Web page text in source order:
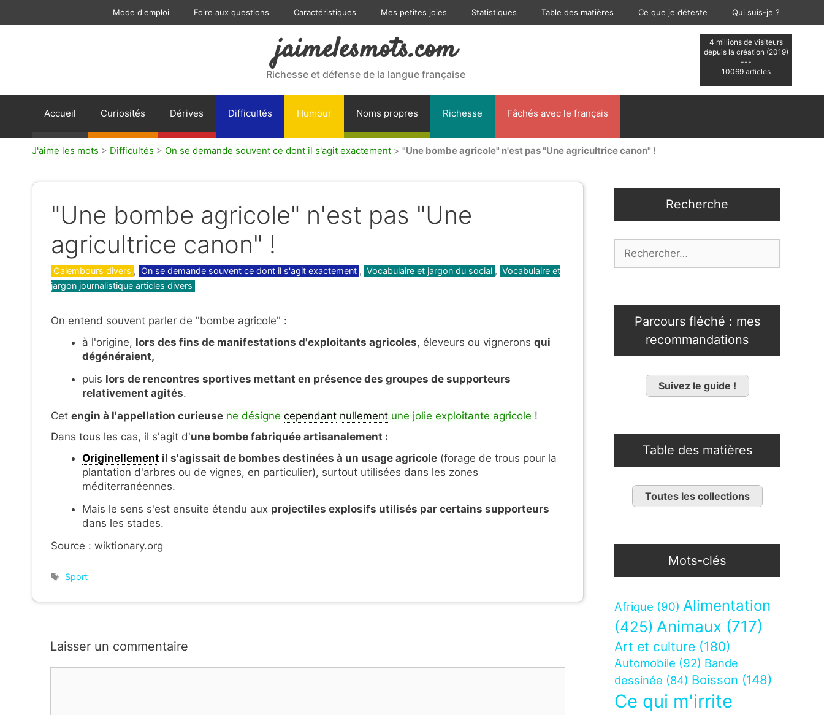
Mode d'emploi Foire aux questions Caractéristiques Mes petites joies Statistiques Table des matières Ce que je déteste Qui suis-je ?
4 millions de visiteurs
depuis la création (2019)
---
10069 articles
jaimelesmots.com
Richesse et défense de la langue française
Accueil Curiosités Dérives Difficultés Humour Noms propres Richesse Fâchés avec le français
J'aime les mots > Difficultés > On se demande souvent ce dont il s'agit exactement > "Une bombe agricole" n'est pas "Une agricultrice canon" !
"Une bombe agricole" n'est pas "Une
agricultrice canon" !
Catégories
Calembours divers , On se demande souvent ce dont il s'agit exactement , Vocabulaire et jargon du social , Vocabulaire et
jargon journalistique articles divers
On entend souvent parler de "bombe agricole" :
à l'origine, lors des fins de manifestations d'exploitants agricoles, éleveurs ou vignerons qui
dégénéraient,
puis lors de rencontres sportives mettant en présence des groupes de supporteurs
relativement agités.
Cet engin à l'appellation curieuse ne désigne cependant nullement une jolie exploitante agricole !
Dans tous les cas, il s'agit d'une bombe fabriquée artisanalement :
Originellement il s'agissait de bombes destinées à un usage agricole (forage de trous pour la
plantation d'arbres ou de vignes, en particulier), surtout utilisées dans les zones
méditerranéennes.
Mais le sens s'est ensuite étendu aux projectiles explosifs utilisés par certains supporteurs
dans les stades.
Source : wiktionary.org
Étiquettes
Sport
Laisser un commentaire
Recherche
Parcours fléché : mes
recommandations
Suivez le guide !
Table des matières
Toutes les collections
Mots-clés
Afrique (90) Alimentation
(425) Animaux (717)
Art et culture (180)
Automobile (92) Bande
dessinée (84) Boisson (148)
Ce qui m'irrite